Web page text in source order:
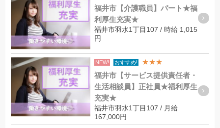
福井市【介護職員】パート★福
利厚生充実★
福井市羽水1丁目107 / 時給 1,015
円
NEW! おすすめ! ★★★
福井市【サービス提供責任者・
生活相談員】正社員★福利厚生
充実★
福井市羽水1丁目107 / 月給
167,000円